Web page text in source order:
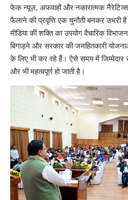
फेक न्यूज़, अफवाहों और नकारात्मक
फैलाने की प्रवृत्ति एक चुनौती बनकर उभरी
मीडिया की शक्ति का उपयोग वैचारिक
बिगाड़ने और सरकार की जनहितकारी
के लिए भी कर रहे हैं। ऐसे समय में जिम्मेदार
और भी महत्वपूर्ण हो जाती है।